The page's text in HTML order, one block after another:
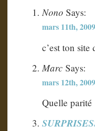
Nono Says:
mars 11th,
c’est ton site
Marc Says:
mars 12th,
Quelle parité